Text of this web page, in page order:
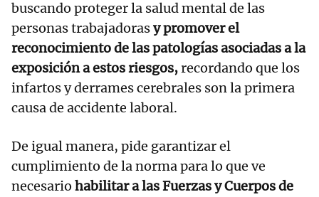
buscando proteger la salud mental de las
personas trabajadorasy promover el
reconocimiento de las patologías asociadas a la
exposición a estos riesgos,recordando que los
infartos y derrames cerebrales son la primera
causa de accidente laboral.
De igual manera, pide garantizar el
cumplimiento de la norma para lo que ve
necesario habilitar a las Fuerzas y Cuerpos de